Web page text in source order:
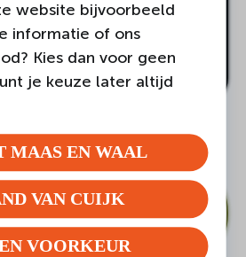
website bijvoorbeeld
informatie of ons
Kies dan voor geen
je keuze later altijd
MAAS EN WAAL
VAN CUIJK
VOORKEUR